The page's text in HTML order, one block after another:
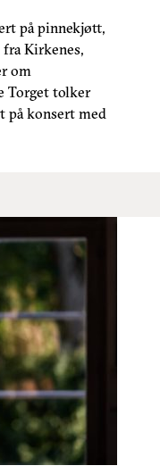
på pinnekjøtt,
Kirkenes,
om
Torget tolker
på konsert med